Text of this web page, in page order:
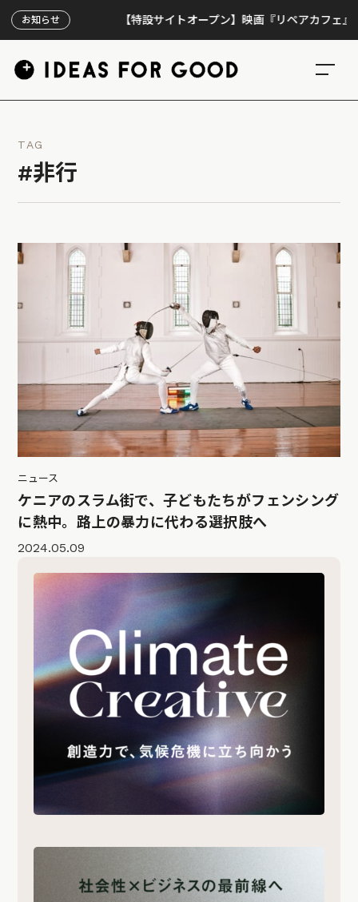
お知らせ 【特設サイトオープン】映画『リペアカフェ』、上
TAG
#非行
ニュース
ケニアのスラム街で、子どもたちがフェンシング
に熱中。路上の暴力に代わる選択肢へ
2024.05.09